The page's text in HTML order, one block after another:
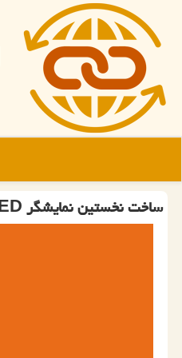
ساخت نخستین نمایشگر OLED انعطاف پذیر با فناوری چاپ سه بعدی